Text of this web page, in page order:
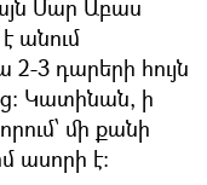
Մար Աբաս
անում
2-3 դարերի հույն
Կատինան, ի
մի քանի
ասորի է։